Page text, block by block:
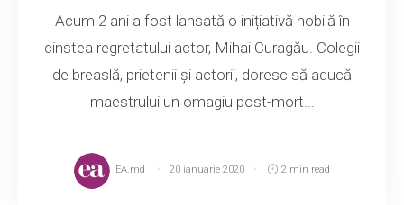
Acum 2 ani a fost lansată o inițiativă nobilă în
cinstea regretatului actor, Mihai Curagău. Colegii
de breaslă, prietenii și actorii, doresc să aducă
maestrului un omagiu post-mort...
EA.md 20 ianuarie 2020 2 min read